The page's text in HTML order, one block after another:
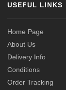
USEFUL LINKS
Home Page
About Us
Delivery Info
Conditions
Order Tracking